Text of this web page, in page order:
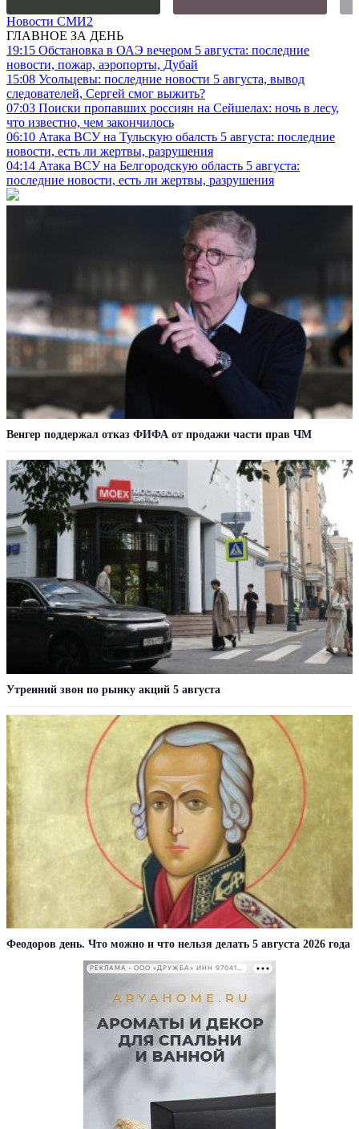
Новости СМИ2
ГЛАВНОЕ ЗА ДЕНЬ
19:15 Обстановка в ОАЭ вечером 5 августа: последние
новости, пожар, аэропорты, Дубай
15:08 Усольцевы: последние новости 5 августа, вывод
следователей, Сергей смог выжить?
07:03 Поиски пропавших россиян на Сейшелах: ночь в лесу,
что известно, чем закончилось
06:10 Атака ВСУ на Тульскую обалсть 5 августа: последние
новости, есть ли жертвы, разрушения
04:14 Атака ВСУ на Белгородскую область 5 августа:
последние новости, есть ли жертвы, разрушения
Венгер поддержал отказ ФИФА от продажи части прав ЧМ
Утренний звон по рынку акций 5 августа
Феодоров день. Что можно и что нельзя делать 5 августа 2026 года
РЕКЛАМА • ООО «ДРУЖБА» ИНН 9704146411